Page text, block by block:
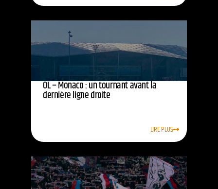
OL – Monaco : un tournant avant la
dernière ligne droite
LIRE PLUS